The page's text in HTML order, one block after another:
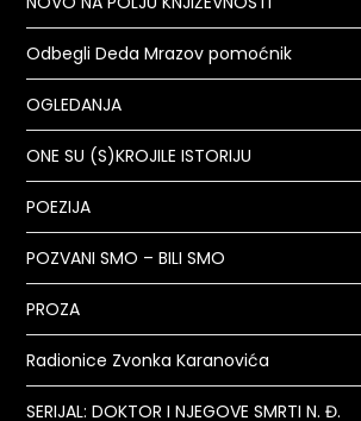
Odbegli Deda Mrazov pomoćnik
OGLEDANJA
ONE SU (S)KROJILE ISTORIJU
POEZIJA
POZVANI SMO – BILI SMO
PROZA
Radionice Zvonka Karanovića
SERIJAL: DOKTOR I NJEGOVE SMRTI N. Đ.